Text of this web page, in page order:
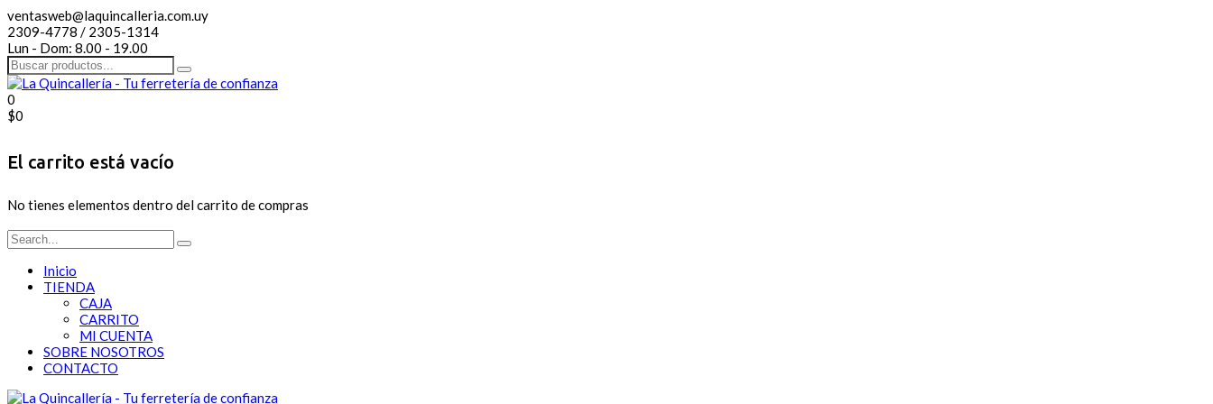
ventasweb@laquincalleria.com.uy
2309-4778 / 2305-1314
Lun - Dom: 8.00 - 19.00
0
$0
El carrito está vacío
No tienes elementos dentro del carrito de compras
Inicio
TIENDA
CAJA
CARRITO
MI CUENTA
SOBRE NOSOTROS
CONTACTO